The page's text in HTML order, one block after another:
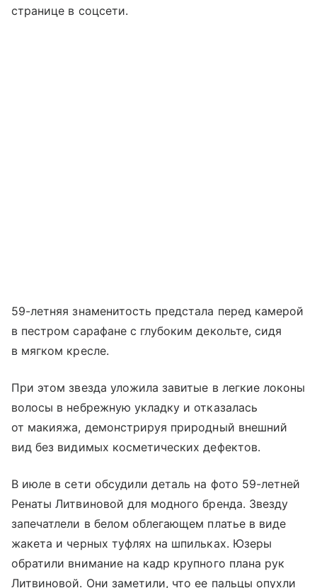
странице в соцсети.
59-летняя знаменитость предстала перед камерой
в пестром сарафане с глубоким декольте, сидя
в мягком кресле.
При этом звезда уложила завитые в легкие локоны
волосы в небрежную укладку и отказалась
от макияжа, демонстрируя природный внешний
вид без видимых косметических дефектов.
В июле в сети обсудили деталь на фото 59-летней
Ренаты Литвиновой для модного бренда. Звезду
запечатлели в белом облегающем платье в виде
жакета и черных туфлях на шпильках. Юзеры
обратили внимание на кадр крупного плана рук
Литвиновой. Они заметили, что ее пальцы опухли